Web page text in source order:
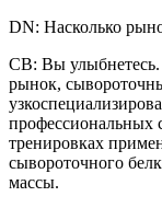
DN: Насколько
СВ: Вы улыбнетесь.
рынок,
профессиональных
тренировках
сывороточного
массы.